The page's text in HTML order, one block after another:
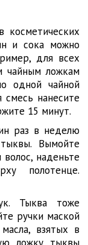
косметических
и сока можно
для всех
чайным ложкам
одной чайной
нанесите
15 минут.
раз в неделю
Вымойте
наденьте
полотенце.
Тыква тоже
ручки маской
взятых в